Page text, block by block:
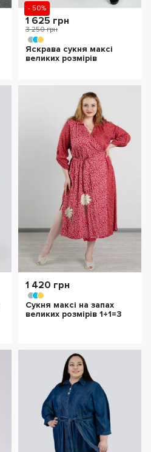
- 50%
1 625 грн
3 250 грн
Яскрава сукня максі
великих розмірів
1 420 грн
Сукня максі на запах
великих розмірів 1+1=3